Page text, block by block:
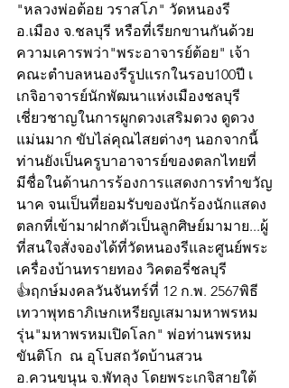
"หลวงพ่อต้อย วราสโภ" วัดหนองรี
อ.เมือง จ.ชลบุรี หรือที่เรียกขานกันด้วย
ความเคารพว่า"พระอาจารย์ต้อย" เจ้า
คณะตำบลหนองรีรูปแรกในรอบ100ปี เ
เกจิอาจารย์นักพัฒนาแห่งเมืองชลบุรี
เชี่ยวชาญในการผูกดวงเสริมดวง ดูดวง
แม่นมาก ขับไล่คุณไสยต่างๆ นอกจากนี้
ท่านยังเป็นครูบาอาจารย์ของตลกไทยที่
มีชื่อในด้านการร้องการแสดงการทำขวัญ
นาค จนเป็นที่ยอมรับของนักร้องนักแสดง
ตลกที่เข้ามาฝากตัวเป็นลูกศิษย์มามาย...ผู้
ที่สนใจสั่งจองได้ที่วัดหนองรีและศูนย์พระ
เครื่องบ้านทรายทอง วิคตอรี่ชลบุรี
👍ฤกษ์มงคลวันจันทร์ที่ 12 ก.พ. 2567พิธี
เทวาพุทธาภิเษกเหรียญเสมามหาพรหม
รุ่น"มหาพรหมเปิดโลก" พ่อท่านพรหม
ขันติโก  ณ อุโบสถวัดบ้านสวน
อ.ควนขนุน จ.พัทลุง โดยพระเกจิสายใต้